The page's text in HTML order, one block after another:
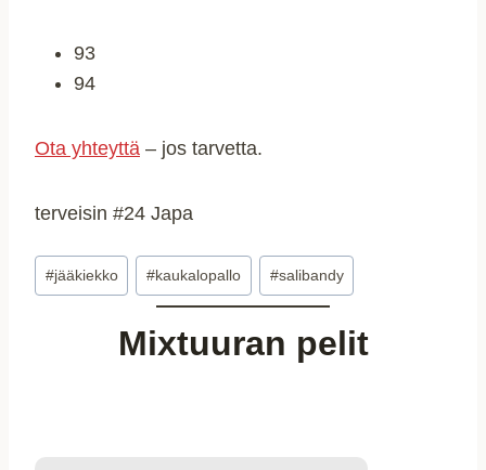
93
94
Ota yhteyttä – jos tarvetta.
terveisin #24 Japa
Avainsanat:
#jääkiekko #kaukalopallo #salibandy
Mixtuuran pelit